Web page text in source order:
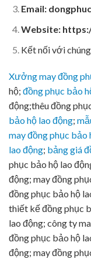
Email:
Website:
Kết nối với
Xưởng may đồng
hộ; đồng phục bảo
động;thêu đồng
bảo hộ lao động;
may đồng phục bảo
lao động; bảng giá
phục bảo hộ lao
động; may đồng
đồng phục bảo hộ
thiết kế đồng phục
lao động; công ty
đồng phục bảo hộ
động; may đồng